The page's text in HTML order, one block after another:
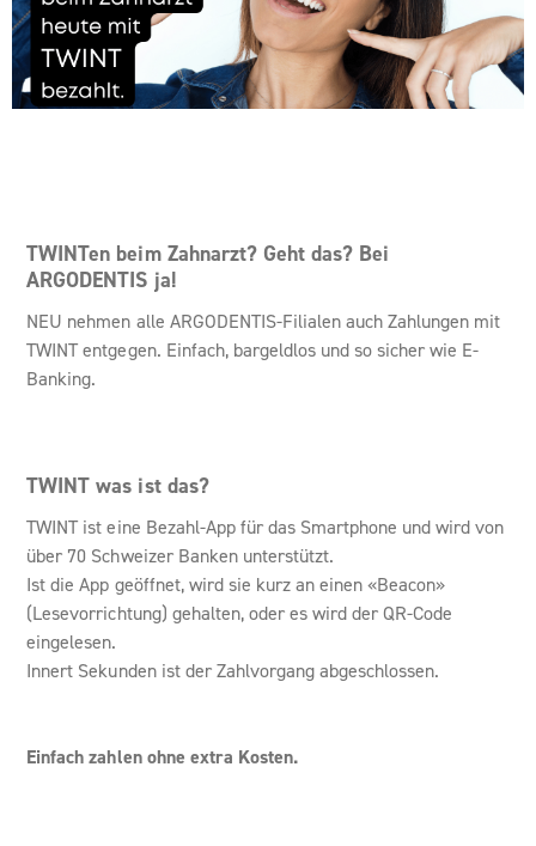
TWINTen beim Zahnarzt? Geht das? Bei
ARGODENTIS ja!
NEU nehmen alle ARGODENTIS-Filialen auch Zahlungen mit
TWINT entgegen. Einfach, bargeldlos und so sicher wie E-
Banking.
TWINT was ist das?
TWINT ist eine Bezahl-App für das Smartphone und wird von
über 70 Schweizer Banken unterstützt.
Ist die App geöffnet, wird sie kurz an einen «Beacon»
(Lesevorrichtung) gehalten, oder es wird der QR-Code
eingelesen.
Innert Sekunden ist der Zahlvorgang abgeschlossen.
Einfach zahlen ohne extra Kosten.